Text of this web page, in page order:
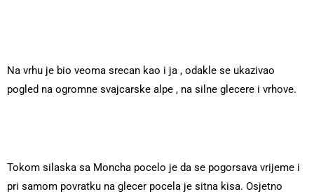
Na vrhu je bio veoma srecan kao i ja , odakle se ukazivao
pogled na ogromne svajcarske alpe , na silne glecere i vrhove.
Tokom silaska sa Moncha pocelo je da se pogorsava vrijeme i
pri samom povratku na glecer pocela je sitna kisa. Osjetno